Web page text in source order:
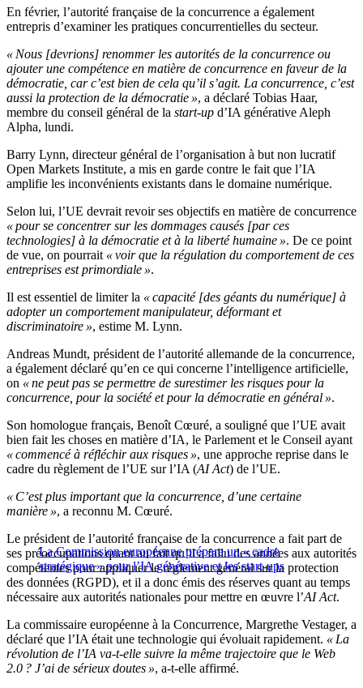
En février, l’autorité française de la concurrence a également
entrepris d’examiner les pratiques concurrentielles du secteur.
« Nous [devrions] renommer les autorités de la concurrence ou
ajouter une compétence en matière de concurrence en faveur de la
démocratie, car c’est bien de cela qu’il s’agit. La concurrence, c’est
aussi la protection de la démocratie », a déclaré Tobias Haar,
membre du conseil général de la start-up d’IA générative Aleph
Alpha, lundi.
Barry Lynn, directeur général de l’organisation à but non lucratif
Open Markets Institute, a mis en garde contre le fait que l’IA
amplifie les inconvénients existants dans le domaine numérique.
Selon lui, l’UE devrait revoir ses objectifs en matière de concurrence
« pour se concentrer sur les dommages causés [par ces
technologies] à la démocratie et à la liberté humaine ». De ce point
de vue, on pourrait « voir que la régulation du comportement de ces
entreprises est primordiale ».
Il est essentiel de limiter la « capacité [des géants du numérique] à
adopter un comportement manipulateur, déformant et
discriminatoire », estime M. Lynn.
Andreas Mundt, président de l’autorité allemande de la concurrence,
a également déclaré qu’en ce qui concerne l’intelligence artificielle,
on « ne peut pas se permettre de surestimer les risques pour la
concurrence, pour la société et pour la démocratie en général ».
Son homologue français, Benoît Cœuré, a souligné que l’UE avait
bien fait les choses en matière d’IA, le Parlement et le Conseil ayant
« commencé à réfléchir aux risques », une approche reprise dans le
cadre du règlement de l’UE sur l’IA (AI Act) de l’UE.
« C’est plus important que la concurrence, d’une certaine
manière », a reconnu M. Cœuré.
La Commission européenne prépare un « cadre
stratégique » pour l’IA générative et les start-ups
Le président de l’autorité française de la concurrence a fait part de
ses préoccupations quant au fait qu’il a fallu des années aux autorités
compétentes pour appliquer le règlement général sur la protection
des données (RGPD), et il a donc émis des réserves quant au temps
nécessaire aux autorités nationales pour mettre en œuvre l’AI Act.
La commissaire européenne à la Concurrence, Margrethe Vestager, a
déclaré que l’IA était une technologie qui évoluait rapidement. « La
révolution de l’IA va-t-elle suivre la même trajectoire que le Web
2.0 ? J’ai de sérieux doutes », a-t-elle affirmé.